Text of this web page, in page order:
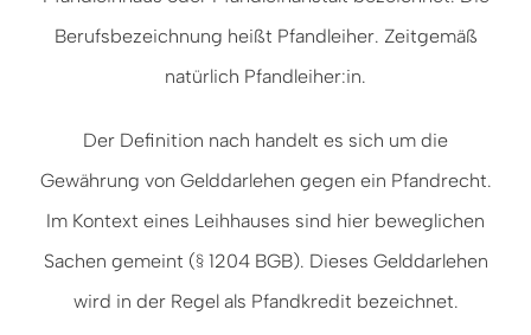
Berufsbezeichnung heißt Pfandleiher. Zeitgemäß
natürlich Pfandleiher:in.
Der Definition nach handelt es sich um die
Gewährung von Gelddarlehen gegen ein Pfandrecht.
Im Kontext eines Leihhauses sind hier beweglichen
Sachen gemeint (§ 1204 BGB). Dieses Gelddarlehen
wird in der Regel als Pfandkredit bezeichnet.